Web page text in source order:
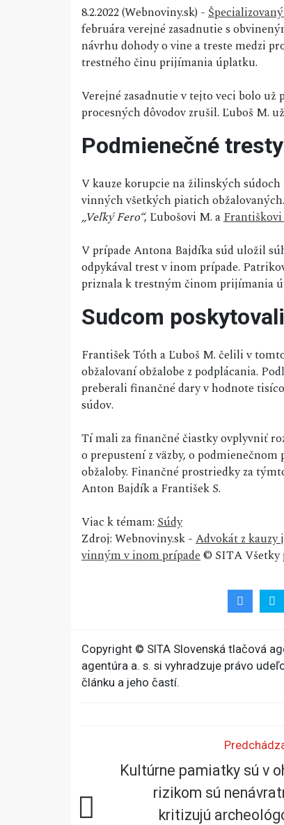
8.2.2022 (Webnoviny.sk) -
februára verejné zasadnutie s
návrhu dohody o vine a treste medzi
trestného činu prijímania úplatku.
Verejné zasadnutie v tejto veci bolo už
procesných dôvodov zrušil. Ľuboš M.
Podmienečné tresty
V kauze korupcie na žilinských
vinných všetkých piatich
„Veľký Fero“, Ľubošovi M. aFrantiškovi
V prípade Antona Bajdíka súd uložil
odpykával trest v inom prípade.
priznala k trestným činom prijímania
Sudcom
František Tóth a Ľuboš M. čelili v
obžalovaní obžalobe z podplácania.
preberali finančné dary v hodnote
súdov.
Tí mali za finančné čiastky ovplyvniť
o prepustení z väzby, o
obžaloby. Finančné prostriedky za
Anton Bajdík a František S.
Viac k témam:Súdy
Zdroj: Webnoviny.sk -Advokát z kauzy
vinným v inom prípade© SITA Všetky
Copyright © SITA Slovenská tlačová
agentúra a. s. si vyhradzuje právo
článku a jeho častí.
Kultúrne pamiatky sú v
rizikom sú
kritizujú